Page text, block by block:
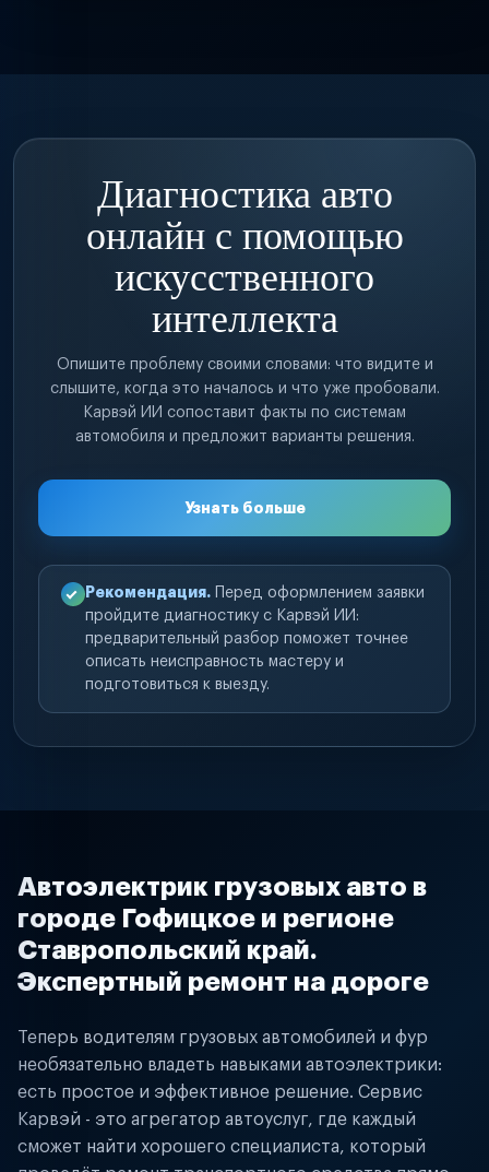
Диагностика авто
онлайн с помощью
искусственного
интеллекта
Опишите проблему своими словами: что видите и
слышите, когда это началось и что уже пробовали.
Карвэй ИИ сопоставит факты по системам
автомобиля и предложит варианты решения.
Узнать больше
Рекомендация. Перед оформлением заявки
пройдите диагностику с Карвэй ИИ:
предварительный разбор поможет точнее
описать неисправность мастеру и
подготовиться к выезду.
Автоэлектрик грузовых авто в
городе Гофицкое и регионе
Ставропольский край.
Экспертный ремонт на дороге
Теперь водителям грузовых автомобилей и фур
необязательно владеть навыками автоэлектрики:
есть простое и эффективное решение. Сервис
Карвэй - это агрегатор автоуслуг, где каждый
сможет найти хорошего специалиста, который